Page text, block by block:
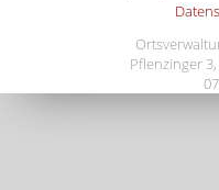
Pflenzinger